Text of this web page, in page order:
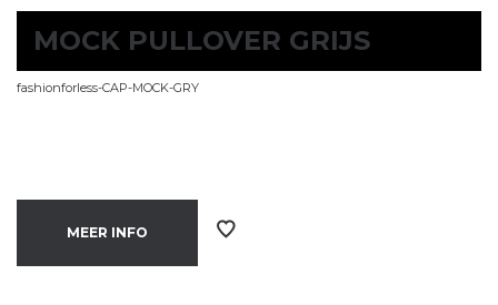
MOCK PULLOVER GRIJS
fashionforless-CAP-MOCK-GRY
MEER INFO